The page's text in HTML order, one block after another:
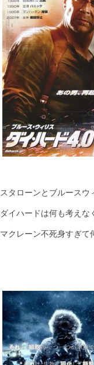
スタローンとブルース
ダイハードは何も考えな
マクレーン不死身すぎて